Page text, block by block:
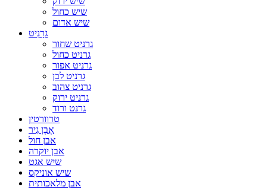
שיש כחול
שיש אדום
גרָנִיט
גרניט שחור
גרניט כחול
גרניט אפור
גרניט לבן
גרניט צהוב
גרניט ירוק
גרנט ורוד
טרוורטין
אֶבֶן גִיר
אבן חול
אבן יוקרה
שיש אגט
שיש אוניקס
אבן מלאכותית